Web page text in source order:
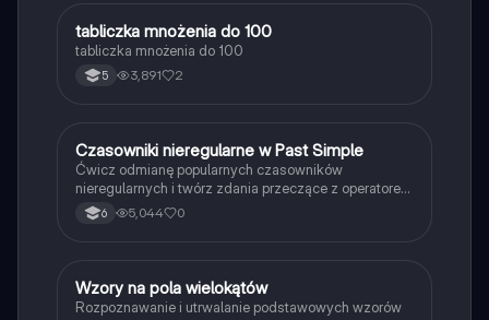
TMatematyka
tabliczka mnożenia do 100
tabliczka mnożenia do 100
5 3,891 2
CJęzyk angielski
Czasowniki nieregularne w Past Simple
Ćwicz odmianę popularnych czasowników
nieregularnych i twórz zdania przeczące z operatorem
didn't w czasie Past Simple.
6 5,044 0
WMatematyka
Wzory na pola wielokątów
Rozpoznawanie i utrwalanie podstawowych wzorów